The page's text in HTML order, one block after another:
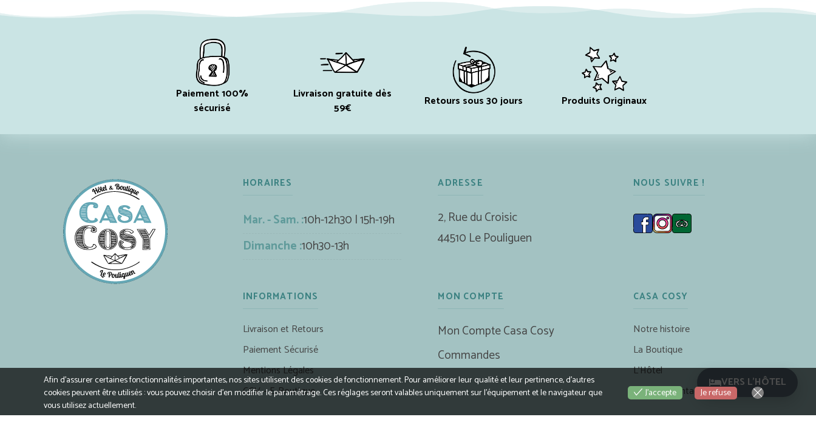
VERS L'HÔTEL
Paiement 100%
sécurisé
Livraison gratuite dès
59€
Retours sous 30 jours Produits Originaux
HORAIRES
Mar. - Sam. :10h-12h30 | 15h-19h
Dimanche :10h30-13h
ADRESSE
2, Rue du Croisic
44510 Le Pouliguen
NOUS SUIVRE !
INFORMATIONS
Livraison et Retours
Paiement Sécurisé
Mentions Légales
CGV – E-Boutique
MON COMPTE
Mon Compte Casa Cosy
Commandes
CASA COSY
Notre histoire
La Boutique
L’Hôtel
Accès & Contact
Afin d’assurer certaines fonctionnalités importantes, nos sites utilisent des cookies de fonctionnement. Pour améliorer leur qualité et leur pertinence, d’autres
cookies peuvent être utilisés : vous pouvez choisir d'en modifier le paramétrage. Ces réglages seront valables uniquement sur l’équipement et le navigateur que
vous utilisez actuellement.
J'accepte Je refuse